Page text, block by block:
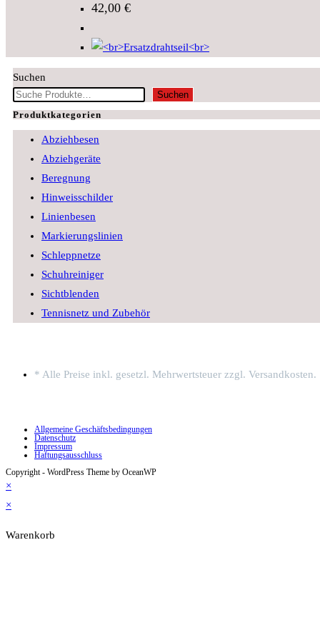
42,00 €
Suchen
Suchen
Produktkategorien
Abziehbesen
Abziehgeräte
Beregnung
Hinweisschilder
Linienbesen
Markierungslinien
Schleppnetze
Schuhreiniger
Sichtblenden
Tennisnetz und Zubehör
* Alle Preise inkl. gesetzl. Mehrwertsteuer zzgl. Versandkosten.
Allgemeine Geschäftsbedingungen
Datenschutz
Impressum
Haftungsausschluss
Copyright - WordPress Theme by OceanWP
×
×
Warenkorb